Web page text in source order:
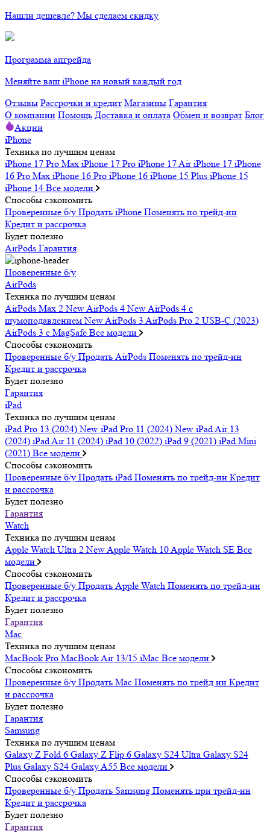
Нашли дешевле? Мы сделаем скидку
Программа апгрейда
Меняйте ваш iPhone на новый каждый год
Отзывы Рассрочки и кредит Магазины Гарантия
О компании Помощь Доставка и оплата Обмен и возврат Блог
Акции
iPhone
Техника по лучшим ценам
iPhone 17 Pro Max iPhone 17 Pro iPhone 17 AiriPhone 17 iPhone
16 Pro Max iPhone 16 Pro iPhone 16 iPhone 15 Plus iPhone 15
iPhone 14 Все модели
Способы сэкономить
Проверенные б/у Продать iPhone Поменять по трейд-ин
Кредит и рассрочка
Будет полезно
AirPods Гарантия
Проверенные б/у
AirPods
Техника по лучшим ценам
AirPods Max 2NewAirPods 4NewAirPods 4 c
шумоподавлениемNewAirPods 3 AirPods Pro 2 USB-C (2023)
AirPods 3 c MagSafe Все модели
Способы сэкономить
Проверенные б/у Продать AirPods Поменять по трейд-ин
Кредит и рассрочка
Будет полезно
Гарантия
iPad
Техника по лучшим ценам
iPad Pro 13 (2024)New iPad Pro 11 (2024)New iPad Air 13
(2024) iPad Air 11 (2024) iPad 10 (2022) iPad 9 (2021) iPad Mini
(2021) Все модели
Способы сэкономить
Проверенные б/у Продать iPad Поменять по трейд-ин Кредит
и рассрочка
Будет полезно
Гарантия
Watch
Техника по лучшим ценам
Apple Watch Ultra 2NewApple Watch 10Apple Watch SE Все
модели
Способы сэкономить
Проверенные б/у Продать Apple Watch Поменять по трейд-ин
Кредит и рассрочка
Будет полезно
Гарантия
Mac
Техника по лучшим ценам
MacBook Pro MacBook Air 13/15 iMac Все модели
Способы сэкономить
Проверенные б/у Продать Mac Поменять по трейд ин Кредит
и рассрочка
Будет полезно
Гарантия
Samsung
Техника по лучшим ценам
Galaxy Z Fold 6 Galaxy Z Flip 6 Galaxy S24 Ultra Galaxy S24
Plus Galaxy S24 Galaxy A55 Все модели
Способы сэкономить
Проверенные б/у Продать Samsung Поменять при трейд-ин
Кредит и рассрочка
Будет полезно
Гарантия